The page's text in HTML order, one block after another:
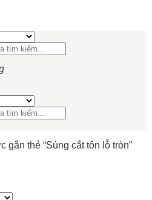
gắn thẻ “Súng cắt tôn lỗ tròn”